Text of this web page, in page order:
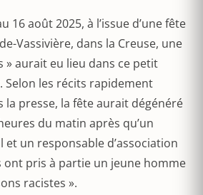
16 août 2025, à l’issue d’une fête
Vassivière, dans la Creuse, une
» aurait eu lieu dans ce petit
Selon les récits rapidement
la presse, la fête aurait dégénéré
du matin après qu’un
un responsable d’association
ont pris à partie un jeune homme
racistes ».